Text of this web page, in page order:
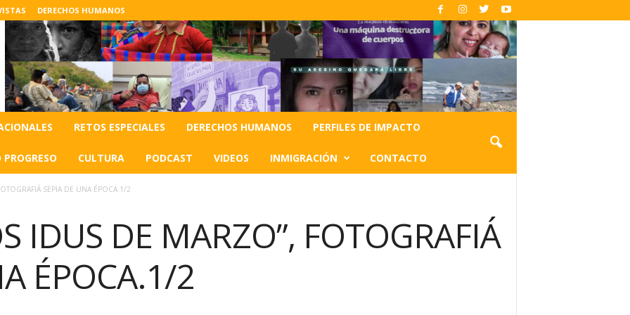
DERECHOS HUMANOS
RETOS ESPECIALES DERECHOS HUMANOS PERFILES DE IMPACTO
PROGRESO CULTURA PODCAST VIDEOS INMIGRACIÓN CONTACTO
SEPIA DE UNA ÉPOCA.1/2
IDUS DE MARZO”, FOTOGRAFIÁ
ÉPOCA.1/2